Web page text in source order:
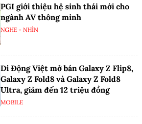
PGI giới thiệu hệ sinh thái mới cho
ngành AV thông minh
NGHE - NHÌN
Di Động Việt mở bán Galaxy Z Flip8,
Galaxy Z Fold8 và Galaxy Z Fold8
Ultra, giảm đến 12 triệu đồng
MOBILE